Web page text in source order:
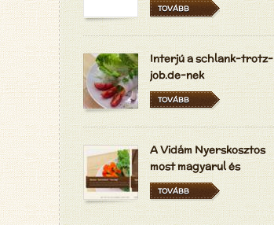
TOVÁBB
Interjú a schlank-trotz-
job.de-nek
TOVÁBB
A Vidám Nyerskosztos
most magyarul és
hollandul is elérhető
TOVÁBB